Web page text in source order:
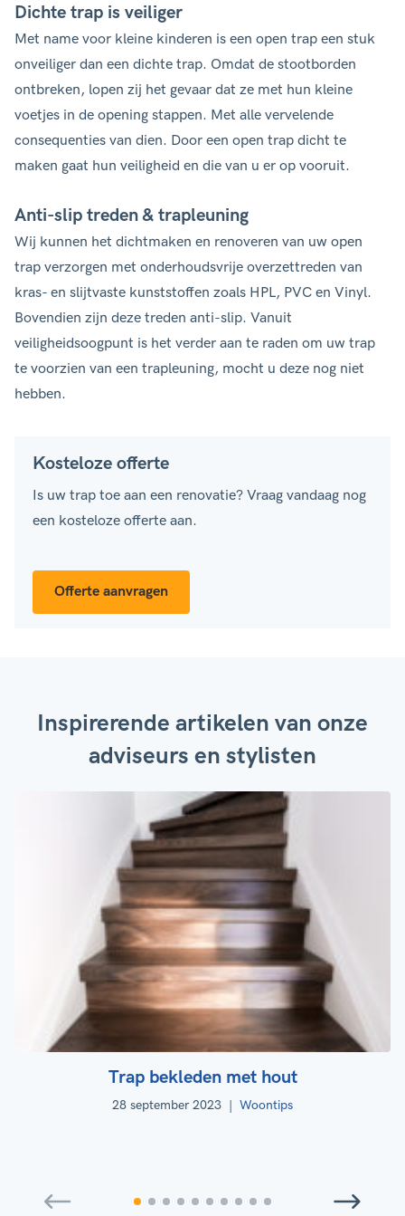
Dichte trap is veiliger
Met name voor kleine kinderen is een open trap een stuk
onveiliger dan een dichte trap. Omdat de stootborden
ontbreken, lopen zij het gevaar dat ze met hun kleine
voetjes in de opening stappen. Met alle vervelende
consequenties van dien. Door een open trap dicht te
maken gaat hun veiligheid en die van u er op vooruit.
Anti-slip treden & trapleuning
Wij kunnen het dichtmaken en renoveren van uw open
trap verzorgen met onderhoudsvrije overzettreden van
kras- en slijtvaste kunststoffen zoals HPL, PVC en Vinyl.
Bovendien zijn deze treden anti-slip. Vanuit
veiligheidsoogpunt is het verder aan te raden om uw trap
te voorzien van een trapleuning, mocht u deze nog niet
hebben.
Kosteloze offerte
Is uw trap toe aan een renovatie? Vraag vandaag nog
een kosteloze offerte aan.
Offerte aanvragen
Inspirerende artikelen van onze
adviseurs en stylisten
Trap bekleden met hout
28 september 2023 | Woontips